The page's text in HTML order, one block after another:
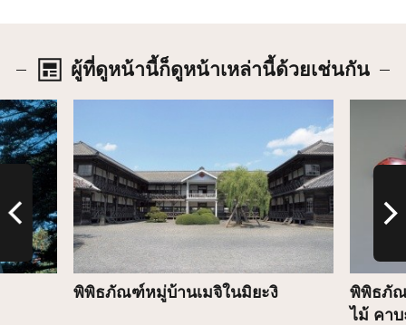
ผู้ที่ดูหน้านี้ก็ดูหน้าเหล่านี้ด้วยเช่นกัน
พิพิธภัณฑ์หมู่บ้านเมจิในมิยะงิ
พิพิธภัณ
ไม้ คา